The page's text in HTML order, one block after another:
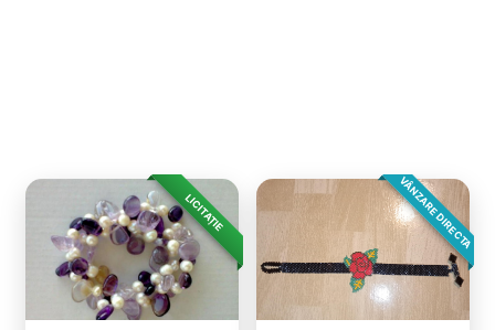
LICITAȚIE VÂNZARE DIRECTA